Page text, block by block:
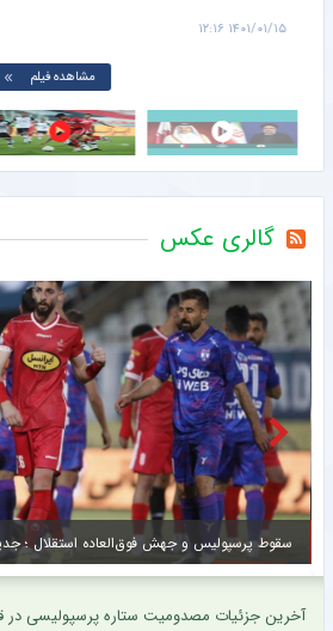
۱۴۰۱/۰۱/۱۵ ۱۲:۱۶
مشاهده فیلم
گالری عکس
آخرین جزئیات مصدومیت ستاره پرسپولیسی در